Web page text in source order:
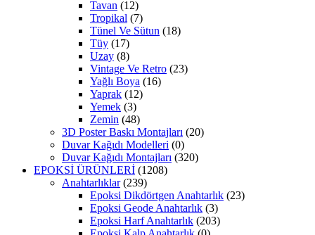
Tavan (12)
Tropikal (7)
Tünel Ve Sütun (18)
Tüy (17)
Uzay (8)
Vintage Ve Retro (23)
Yağlı Boya (16)
Yaprak (12)
Yemek (3)
Zemin (48)
3D Poster Baskı Montajları (20)
Duvar Kağıdı Modelleri (0)
Duvar Kağıdı Montajları (320)
EPOKSİ ÜRÜNLERİ (1208)
Anahtarlıklar (239)
Epoksi Dikdörtgen Anahtarlık (23)
Epoksi Geode Anahtarlık (3)
Epoksi Harf Anahtarlık (203)